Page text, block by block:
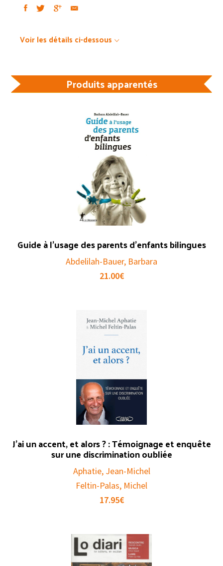
Voir les détails ci-dessous
Produits apparentés
Guide à l’usage des parents d’enfants bilingues
Abdelilah-Bauer, Barbara
21.00€
J’ai un accent, et alors ? : Témoignage et enquête
sur une discrimination oubliée
Aphatie, Jean-Michel
Feltin-Palas, Michel
17.95€